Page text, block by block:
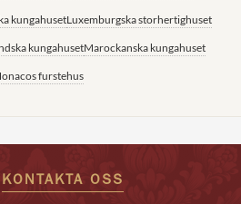
kungahusetLuxemburgska storhertighuset
kungahusetMarockanska kungahuset
furstehus
KONTAKTA OSS